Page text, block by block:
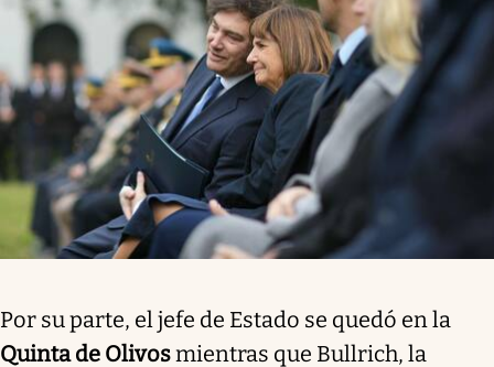
Por su parte, el jefe de Estado se quedó en la
Quinta de Olivosmientras que Bullrich, la